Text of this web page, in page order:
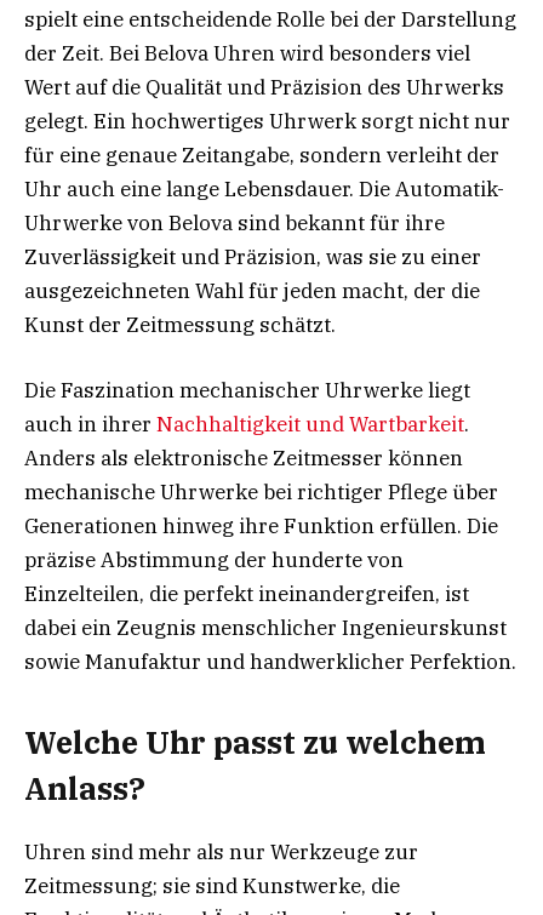
spielt eine entscheidende Rolle bei der Darstellung
der Zeit. Bei Belova Uhren wird besonders viel
Wert auf die Qualität und Präzision des Uhrwerks
gelegt. Ein hochwertiges Uhrwerk sorgt nicht nur
für eine genaue Zeitangabe, sondern verleiht der
Uhr auch eine lange Lebensdauer. Die Automatik-
Uhrwerke von Belova sind bekannt für ihre
Zuverlässigkeit und Präzision, was sie zu einer
ausgezeichneten Wahl für jeden macht, der die
Kunst der Zeitmessung schätzt.
Die Faszination mechanischer Uhrwerke liegt
auch in ihrer Nachhaltigkeit und Wartbarkeit.
Anders als elektronische Zeitmesser können
mechanische Uhrwerke bei richtiger Pflege über
Generationen hinweg ihre Funktion erfüllen. Die
präzise Abstimmung der hunderte von
Einzelteilen, die perfekt ineinandergreifen, ist
dabei ein Zeugnis menschlicher Ingenieurskunst
sowie Manufaktur und handwerklicher Perfektion.
Welche Uhr passt zu welchem
Anlass?
Uhren sind mehr als nur Werkzeuge zur
Zeitmessung; sie sind Kunstwerke, die